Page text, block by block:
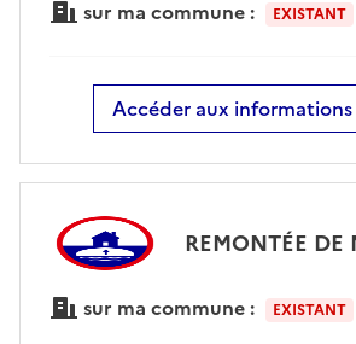
sur ma commune : EXISTANT
Accéder aux
REMONTÉE DE
sur ma commune : EXISTANT